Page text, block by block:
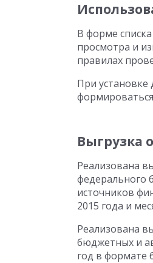
В форме
просмотра и
правилах
При
Выгрузка
Реализована
федерального
источников
2015 года и
Реализована
бюджетных и
год в формате